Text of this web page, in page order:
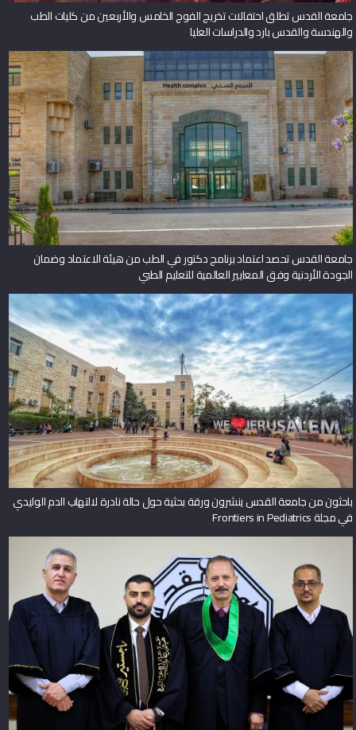
جامعة القدس تطلق احتفالات تخريج الفوج الخامس والأربعين من كليات الطب
والهندسة والقدس بارد والدراسات العليا
جامعة القدس تحصد اعتماد برنامج دكتور في الطب من هيئة الاعتماد وضمان
الجودة الأردنية وفق المعايير العالمية للتعليم الطبي
باحثون من جامعة القدس ينشرون ورقة بحثية حول حالة نادرة لالتهاب الدم الوليدي
في مجلة Frontiers in Pediatrics